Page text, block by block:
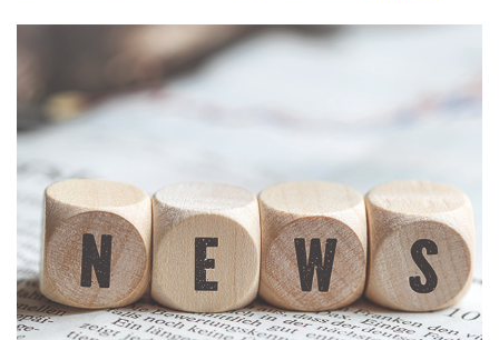
Jetzt abonnieren